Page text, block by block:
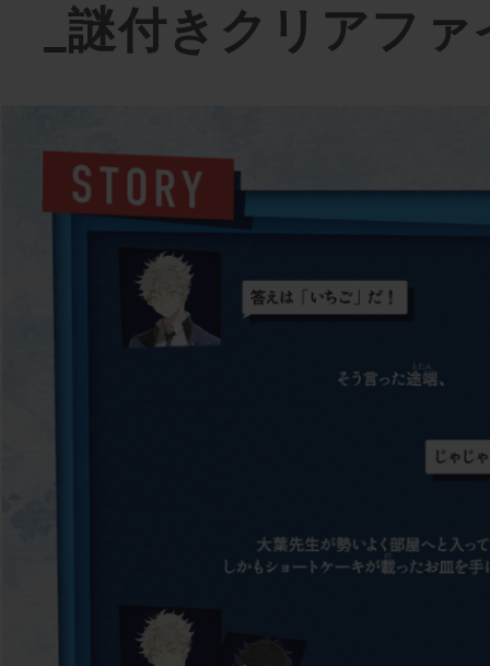
_謎付きクリアフ